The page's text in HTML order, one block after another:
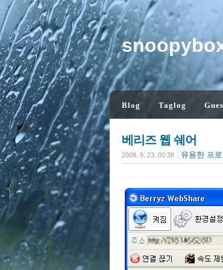
Blog Taglog
베리즈 웹 쉐어
2008. 9. 23. 00:38 유용한 프